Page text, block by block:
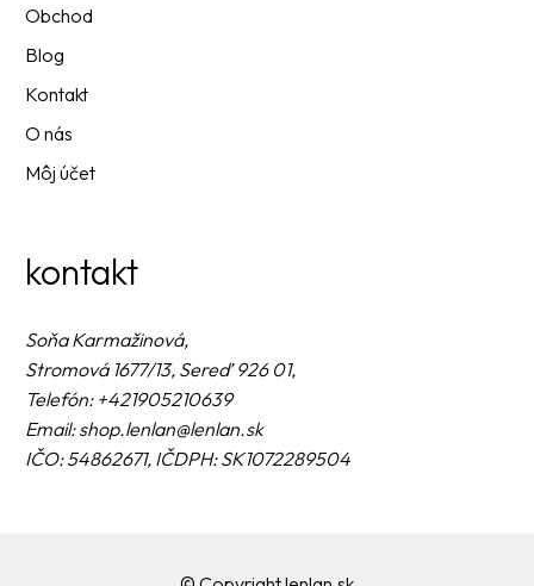
Obchod
Blog
Kontakt
O nás
Môj účet
kontakt
Soňa Karmažinová,
Stromová 1677/13, Sereď 926 01,
Telefón: +421905210639
Email: shop.lenlan@lenlan.sk
IČO: 54862671, IČDPH: SK1072289504